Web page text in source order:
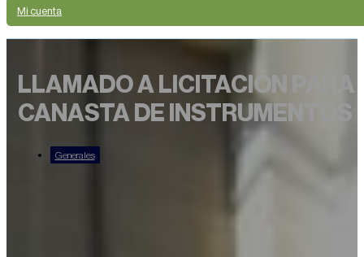
Mi cuenta
LLAMADO A LICITACIÓN
CANASTA DE INSTRUMENTOS
Generales